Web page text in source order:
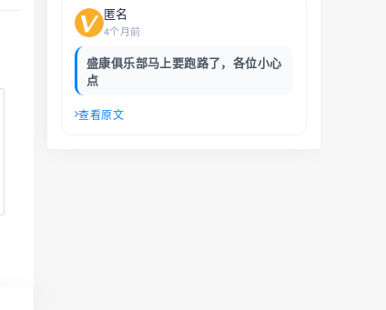
匿名
4个月前
盛康俱乐部马上要跑路了，各位小心
点
查看原文